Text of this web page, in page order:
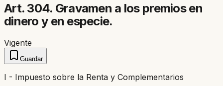
Art. 304. Gravamen a los premios en
dinero y en especie.
Vigente
Guardar
I - Impuesto sobre la Renta y Complementarios